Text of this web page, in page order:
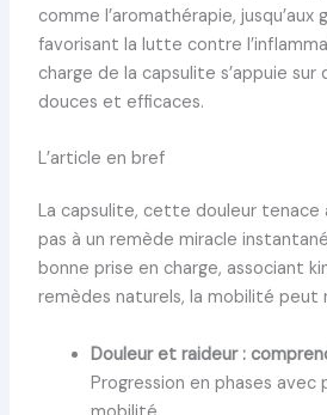
comme l’aromathérapie,
favorisant la lutte contre
charge de la capsulite s’appuie sur
douces et efficaces.
L’article en bref
La capsulite, cette douleur tenace
pas à un remède miracle
bonne prise en charge, associant
remèdes naturels, la mobilité peut
Douleur et raideur :
Progression en phases